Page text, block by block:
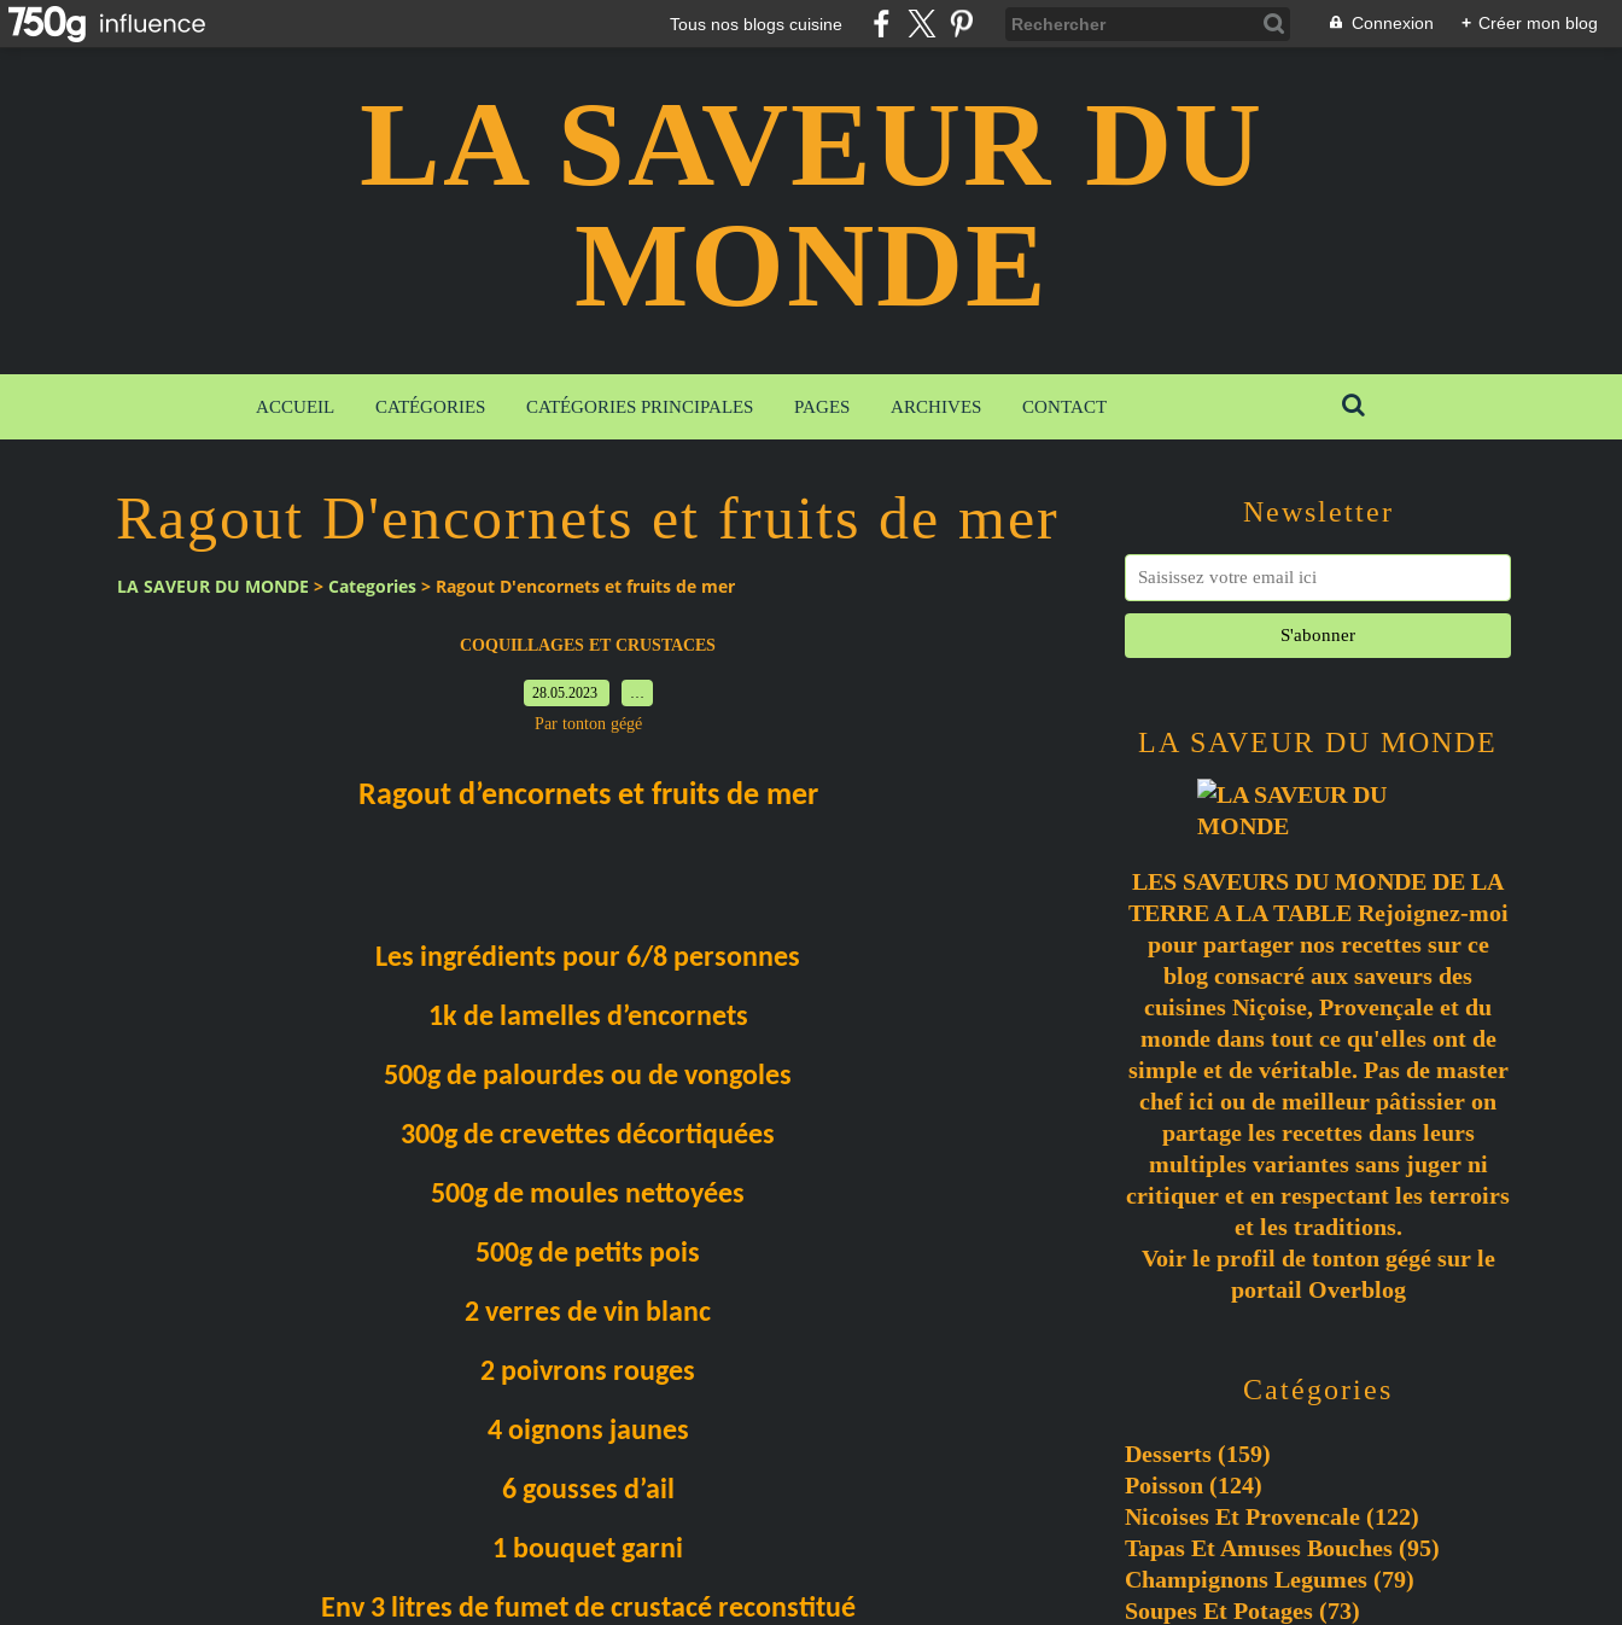
Tous nos blogs cuisine Connexion + Créer mon blog
LA SAVEUR DU
MONDE
ACCUEIL CATÉGORIES CATÉGORIES PRINCIPALES PAGES ARCHIVES CONTACT
Ragout D'encornets et fruits de mer
LA SAVEUR DU MONDE > Categories > Ragout D'encornets et fruits de mer
COQUILLAGES ET CRUSTACES
28.05.2023
Par tonton gégé
Ragout d’encornets et fruits de mer
Les ingrédients pour 6/8 personnes
1k de lamelles d’encornets
500g de palourdes ou de vongoles
300g de crevettes décortiquées
500g de moules nettoyées
500g de petits pois
2 verres de vin blanc
2 poivrons rouges
4 oignons jaunes
6 gousses d’ail
1 bouquet garni
Env 3 litres de fumet de crustacé reconstitué
Newsletter
Catégories
Desserts (159)
Poisson (124)
Nicoises Et Provencale (122)
Tapas Et Amuses Bouches (95)
Champignons Legumes (79)
Soupes Et Potages (73)
LA SAVEUR DU MONDE
LES SAVEURS DU MONDE DE LA
TERRE A LA TABLE Rejoignez-moi
pour partager nos recettes sur ce
blog consacré aux saveurs des
cuisines Niçoise, Provençale et du
monde dans tout ce qu'elles ont de
simple et de véritable. Pas de master
chef ici ou de meilleur pâtissier on
partage les recettes dans leurs
multiples variantes sans juger ni
critiquer et en respectant les terroirs
et les traditions.
Voir le profil de tonton gégésur le
portail Overblog